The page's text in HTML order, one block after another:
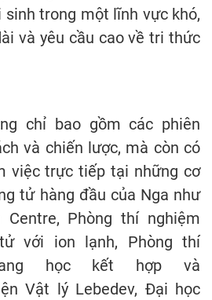
trong một lĩnh vực khó,
và yêu cầu cao về tri thức
chỉ bao gồm các phiên
và chiến lược, mà còn có
việc trực tiếp tại những cơ
tử hàng đầu của Nga như
Centre, Phòng thí nghiệm
với ion lạnh, Phòng thí
học kết hợp và
Vật lý Lebedev, Đại học